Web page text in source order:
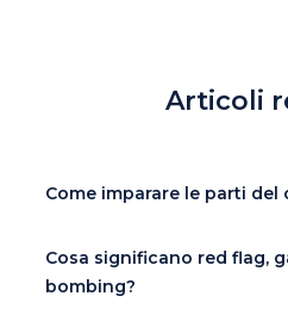
Articoli
Come imparare le parti del
Cosa significano red flag,
bombing?